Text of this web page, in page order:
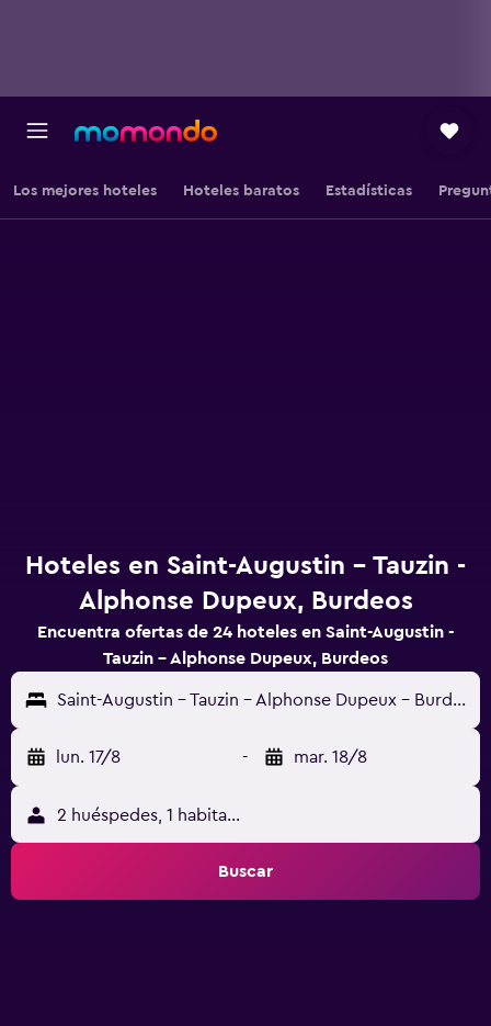
Los mejores hoteles Hoteles baratos Estadísticas
Hoteles en Saint-Augustin - Tauzin -
Alphonse Dupeux, Burdeos
Encuentra ofertas de 24 hoteles en Saint-Augustin -
Tauzin - Alphonse Dupeux, Burdeos
Saint-Augustin - Tauzin - Alphonse Dupeux - Burdeos, Gironda, Francia
lun. 17/8 - mar. 18/8
2 huéspedes, 1 habitación
Buscar